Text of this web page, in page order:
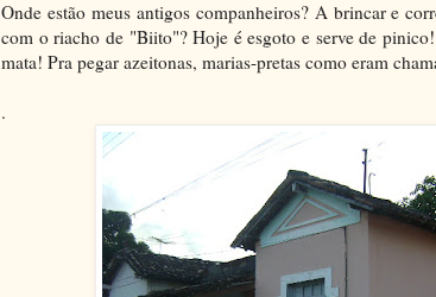
Onde estão meus antigos companheiros? A brincar e
com o riacho de "Biito"? Hoje é esgoto e serve de
mata! Pra pegar azeitonas, marias-pretas como eram
.